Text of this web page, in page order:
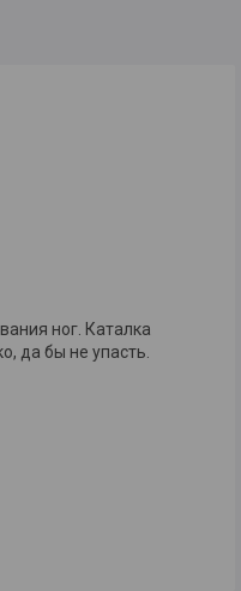
ног. Каталка
да бы не упасть.